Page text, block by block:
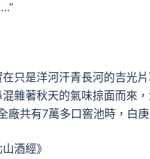
只是洋河汗青長河的吉光
雜著秋天的氣味掠面而來
共有7萬多口窖池時，白
酒經》